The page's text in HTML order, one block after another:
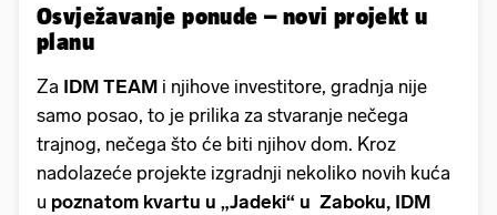
Osvježavanje ponude – novi projekt u
planu
Za IDM TEAM i njihove investitore, gradnja nije
samo posao, to je prilika za stvaranje nečega
trajnog, nečega što će biti njihov dom. Kroz
nadolazeće projekte izgradnji nekoliko novih kuća
u poznatom kvartu u „Jadeki“ u Zaboku, IDM